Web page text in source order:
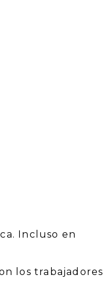
Incluso en
los trabajadores